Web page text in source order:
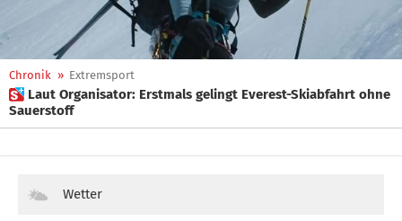
Chronik » Extremsport
 Laut Organisator: Erstmals gelingt Everest-Skiabfahrt ohne
Sauerstoff
Wetter